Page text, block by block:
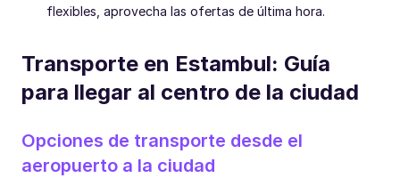
flexibles, aprovecha las ofertas de última hora.
Transporte en Estambul: Guía
para llegar al centro de la ciudad
Opciones de transporte desde el
aeropuerto a la ciudad